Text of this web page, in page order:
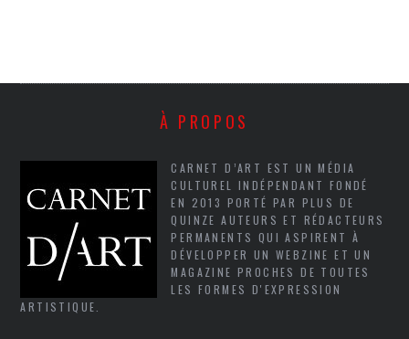
À PROPOS
CARNET D’ART EST UN MÉDIA
CULTUREL INDÉPENDANT FONDÉ
EN 2013 PORTÉ PAR PLUS DE
QUINZE AUTEURS ET RÉDACTEURS
PERMANENTS QUI ASPIRENT À
DÉVELOPPER UN WEBZINE ET UN
MAGAZINE PROCHES DE TOUTES
LES FORMES D'EXPRESSION
ARTISTIQUE.